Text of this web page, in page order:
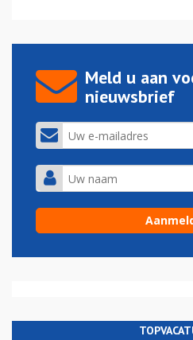
Meld u aan
nieuwsbrief